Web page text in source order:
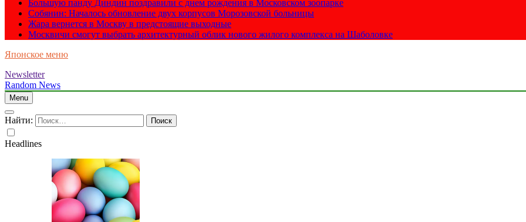
Большую панду Диндин поздравили с днем рождения в Московском зоопарке
Собянин: Началось обновление двух корпусов Морозовской больницы
Жара вернется в Москву в предстоящие выходные
Москвичи смогут выбрать архитектурный облик нового жилого комплекса на Шаболовке
Японское меню
Newsletter
Random News
Menu
Найти:
Headlines